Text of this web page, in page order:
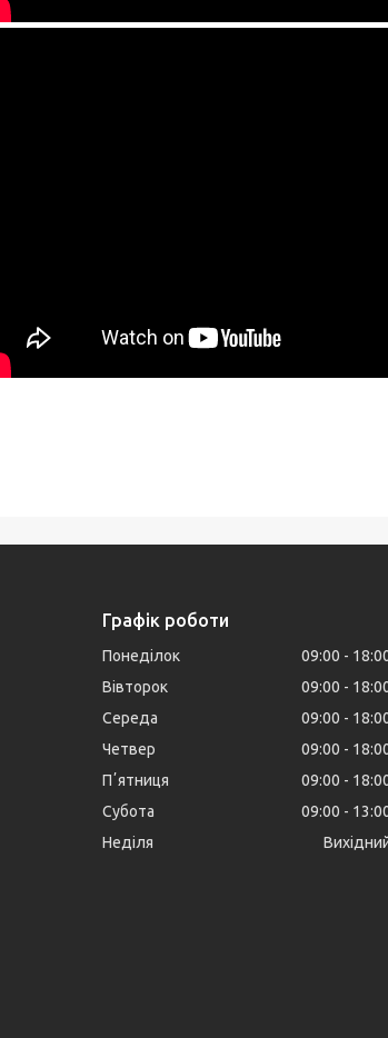
Графік роботи
Понеділок 09:00
Вівторок
09:00
Середа
09:00
Четвер
09:00
Пʼятниця
09:00
Субота
09:00
Неділя